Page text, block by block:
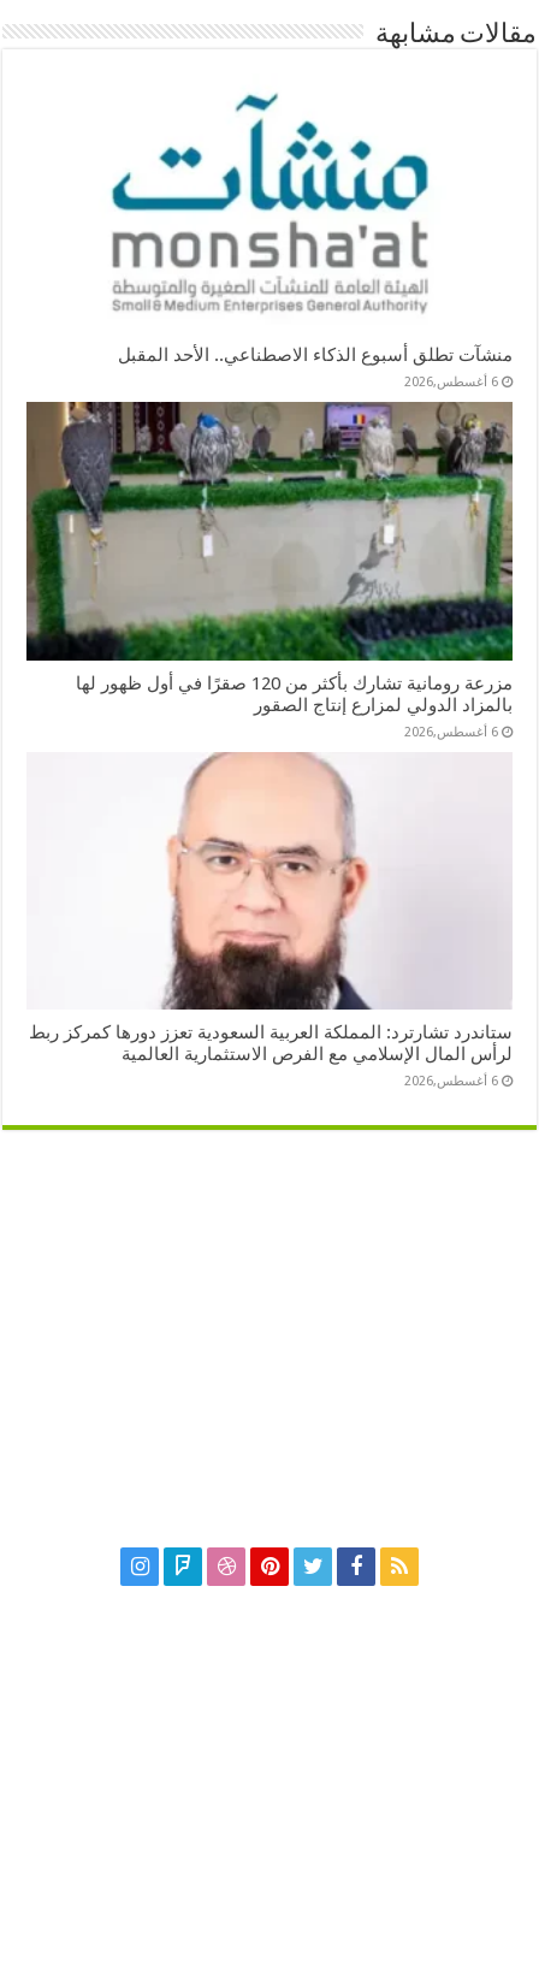
مقالات مشابهة
منشآت تطلق أسبوع الذكاء الاصطناعي.. الأحد المقبل
6 أغسطس,2026
مزرعة رومانية تشارك بأكثر من 120 صقرًا في أول ظهور لها
بالمزاد الدولي لمزارع إنتاج الصقور
6 أغسطس,2026
ستاندرد تشارترد: المملكة العربية السعودية تعزز دورها كمركز ربط
لرأس المال الإسلامي مع الفرص الاستثمارية العالمية
6 أغسطس,2026